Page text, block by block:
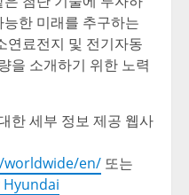
한 미래를 추구하는
연료전지 및 전기자동
을 소개하기 위한 노력
한 세부 정보 제공 웹사
worldwide/en/ 또는